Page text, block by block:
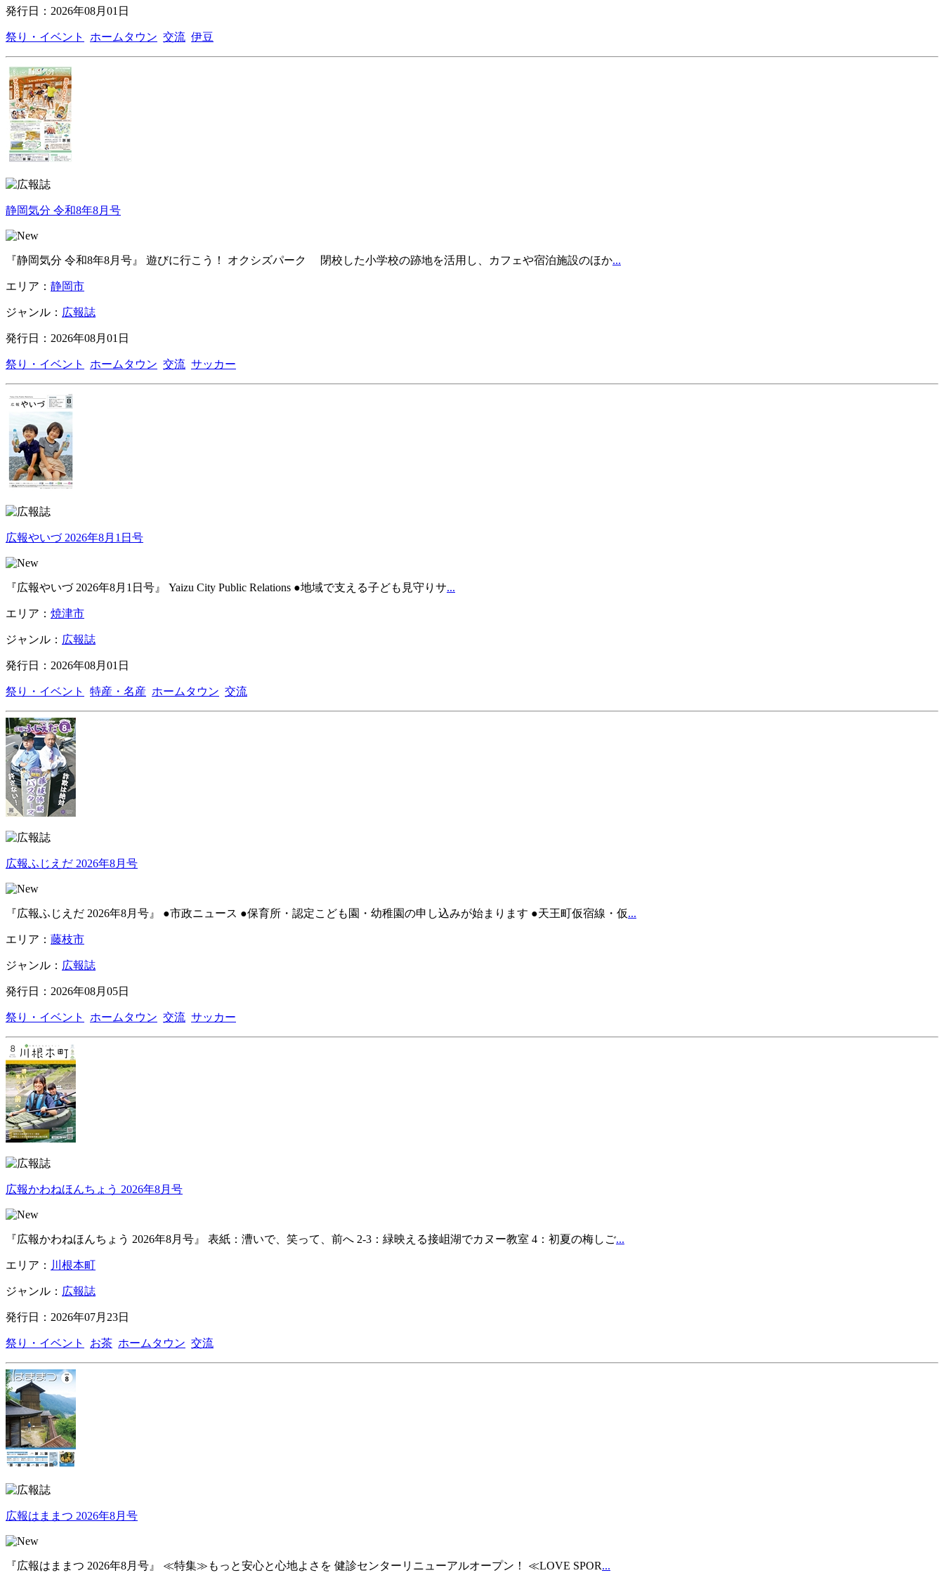
発行日：2026年08月01日
祭り・イベント ホームタウン 交流 伊豆
静岡気分 令和8年8月号
『静岡気分 令和8年8月号』 遊びに行こう！ オクシズパーク 閉校した小学校の跡地を活用し、カフェや宿泊施設のほか...
エリア： 静岡市
ジャンル： 広報誌
発行日：2026年08月01日
祭り・イベント ホームタウン 交流 サッカー
広報やいづ 2026年8月1日号
『広報やいづ 2026年8月1日号』 Yaizu City Public Relations ●地域で支える子ども見守りサ...
エリア： 焼津市
ジャンル： 広報誌
発行日：2026年08月01日
祭り・イベント 特産・名産 ホームタウン 交流
広報ふじえだ 2026年8月号
『広報ふじえだ 2026年8月号』 ●市政ニュース ●保育所・認定こども園・幼稚園の申し込みが始まります ●天王町仮宿線・仮...
エリア： 藤枝市
ジャンル： 広報誌
発行日：2026年08月05日
祭り・イベント ホームタウン 交流 サッカー
広報かわねほんちょう 2026年8月号
『広報かわねほんちょう 2026年8月号』 表紙：漕いで、笑って、前へ 2-3：緑映える接岨湖でカヌー教室 4：初夏の梅しご...
エリア： 川根本町
ジャンル： 広報誌
発行日：2026年07月23日
祭り・イベント お茶 ホームタウン 交流
広報はままつ 2026年8月号
『広報はままつ 2026年8月号』 ≪特集≫もっと安心と心地よさを 健診センターリニューアルオープン！ ≪LOVE SPOR...